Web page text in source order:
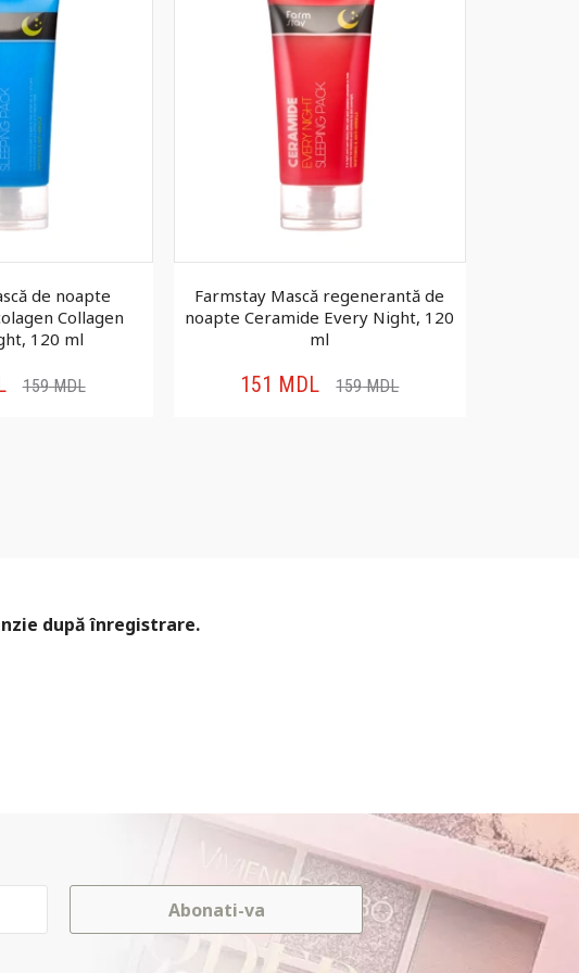
de noapte
Collagen
120 ml
159MDL
Farmstay Mască regenerantă de
noapte Ceramide Every Night, 120
ml
151 MDL 159MDL
după înregistrare.
Abonati-va